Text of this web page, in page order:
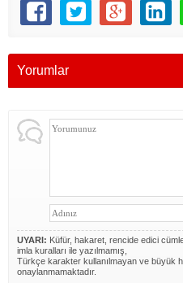
Yorumlar
UYARI: Küfür, hakaret, rencide edici
imla kuralları ile yazılmamış,
Türkçe karakter kullanılmayan ve büyük
onaylanmamaktadır.